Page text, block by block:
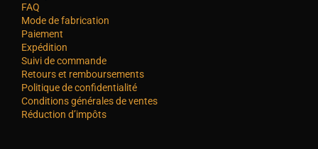
FAQ
Mode de fabrication
Paiement
Expédition
Suivi de commande
Retours et remboursements
Politique de confidentialité
Conditions générales de ventes
Réduction d’impôts